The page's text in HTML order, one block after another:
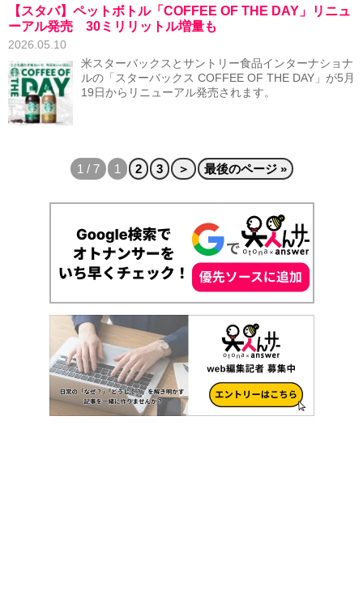
【スタバ】ペットボトル「COFFEE OF THE DAY」リニュ
ーアル発売 30ミリリットル増量も
2026.05.10
米スターバックスとサントリー食品インターナショナ
ルの「スターバックス COFFEE OF THE DAY」が5月
19日からリニューアル発売されます。
1 / 7 1 2 3 ＞ 最後のページ »